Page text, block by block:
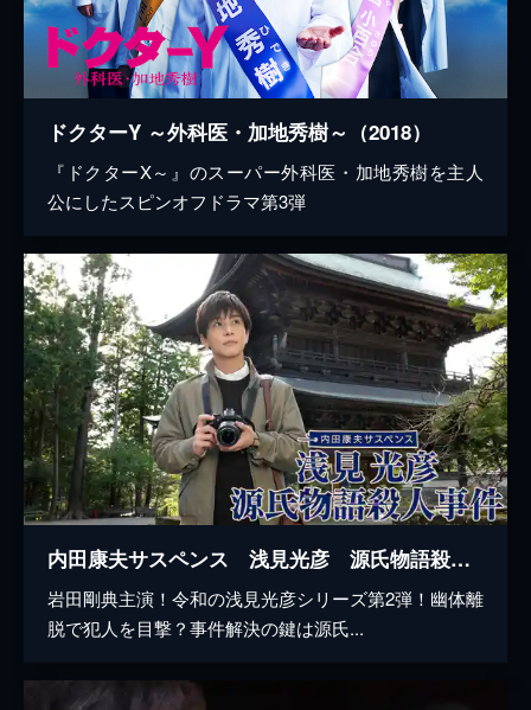
ドクターY ～外科医・加地秀樹～（2018）
『ドクターX～』のスーパー外科医・加地秀樹を主人
公にしたスピンオフドラマ第3弾
内田康夫サスペンス 浅見光彦 源氏物語殺人事件
岩田剛典主演！令和の浅見光彦シリーズ第2弾！幽体離
脱で犯人を目撃？事件解決の鍵は源氏...